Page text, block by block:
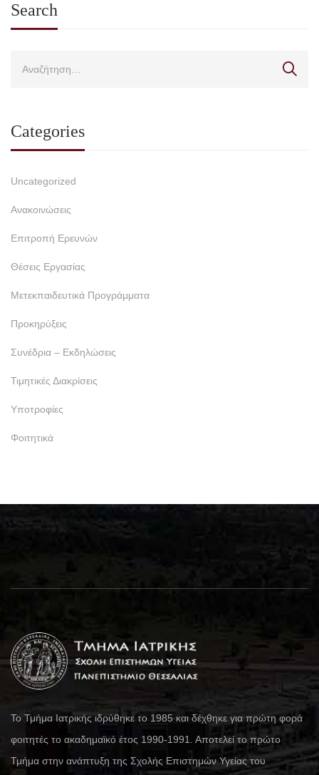
Search
Categories
Uncategorized
Ανακοινώσεις
Επιτροπή Ερευνών
Θέσεις Εργασίας
Μετεκπαιδευτικά Προγράμματα
Προκηρύξεις
Συνέδρια – Εκδηλώσεις
Τιμητικές Διακρίσεις
Υποτροφίες
Φοιτητικά
Το Τμήμα Ιατρικής ιδρύθηκε το 1985 και δέχθηκε για πρώτη φορά
φοιτητές το ακαδημαϊκό έτος 1990-1991. Αποτελεί το πρώτο
Τμήμα στην ανάπτυξη της Σχολής Επιστημών Υγείας του